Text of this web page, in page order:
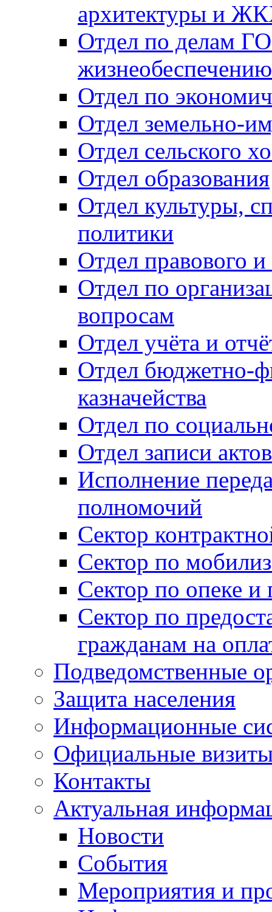
архитектуры и
Отдел по делам
Отдел по
Отдел земельно-
Отдел сельского
Отдел образования
Отдел культуры,
политики
Отдел правового
Отдел по
вопросам
Отдел учёта и
Отдел бюджетно-
казначейства
Отдел по
Отдел записи
Исполнение
полномочий
Сектор
Сектор по
Сектор по опеке и
Сектор по
гражданам на
Подведомственные
Защита населения
Информационные
Официальные
Контакты
Актуальная
Новости
События
Мероприятия и